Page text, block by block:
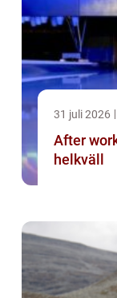
31 juli 2026
After work
helkväll